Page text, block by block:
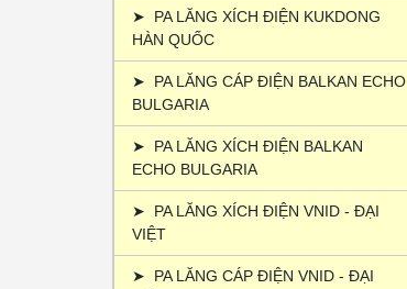
➤
PA LĂNG XÍCH ĐIỆN KUKDONG
HÀN QUỐC
➤
PA LĂNG CÁP ĐIỆN BALKAN ECHO
BULGARIA
➤
PA LĂNG XÍCH ĐIỆN BALKAN
ECHO BULGARIA
➤
PA LĂNG XÍCH ĐIỆN VNID - ĐẠI
VIỆT
➤
PA LĂNG CÁP ĐIỆN VNID - ĐẠI